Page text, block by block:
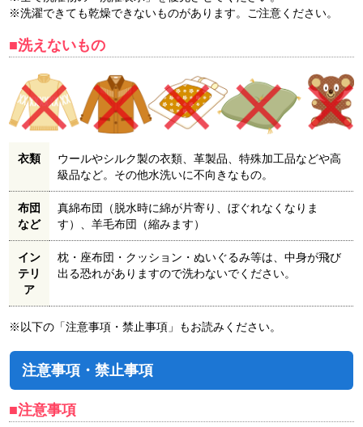
※洗濯できても乾燥できないものがあります。ご注意ください。
■洗えないもの
衣類
ウールやシルク製の衣類、革製品、特殊加工品などや高
級品など。その他水洗いに不向きなもの。
布団
など
真綿布団（脱水時に綿が片寄り、ぼぐれなくなりま
す）、羊毛布団（縮みます）
イン
テリ
ア
枕・座布団・クッション・ぬいぐるみ等は、中身が飛び
出る恐れがありますので洗わないでください。
※以下の「注意事項・禁止事項」もお読みください。
注意事項・禁止事項
■注意事項